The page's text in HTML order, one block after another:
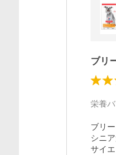
ブリ
栄養
ブリ
シニ
サイ